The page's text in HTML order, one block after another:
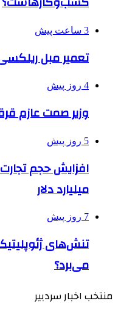
3 ساعت پیش
تعمیر مبل
4 روز پیش
وزیر صمت عازم
5 روز پیش
میلیارد دلار
7 روز پیش
تنش‌های
می‌برد؟
منتخب اخبار سردبیر